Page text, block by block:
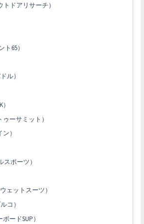
トドアリサーチ）
ト65）
ル）
ーサミット）
）
スポーツ）
ェットスーツ）
コ）
ードSUP）